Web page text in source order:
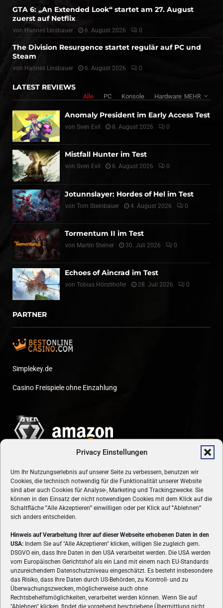
Privacy Einstellungen
Um Ihr Nutzungserlebnis auf unserer Seite zu verbessern, benutzen wir
Cookies, die technisch notwendig für die Funktionalität unserer Website
sind aber auch Cookies für Analyse-, Marketing und Trackingzwecke. Sie
können in den Einsatz der nicht notwendigen Cookies mit dem Klick auf die
Schaltfläche "Alle Akzeptieren" einwilligen oder per Klick auf"Ablehnen"
sich anders entscheiden.
Hinweis auf Verarbeitung Ihrer auf dieser Webseite erhobenen Daten in den
USA: Indem Sie auf "Alle Akzeptieren" klicken, willigen Sie zugleich gem.
DSGVO ein, dass Ihre Daten in den USA verarbeitet werden. Die USA werden
vom Europäischen Gerichtshof als ein Land mit einem nach EU-Standards
unzureichendem Datenschutzniveau eingeschätzt. Es besteht insbesondere
das Risiko, dass Ihre Daten durch US-Behörden, zu Kontroll- und zu
Überwachungszwecken, möglicherweise auch ohne
Rechtsbehelfsmöglichkeiten, verarbeitet werden können. Wenn Sie auf
"Ablehnen" klicken, findet die vorgehend beschriebene Übermittlung nicht
GTA 6: „An Extended Look“ startet am 27. August
zuerst auf Netflix
von Hannes Linsbauer 6. August 2026 0
The Division Resurgence startet regulär auf PC und
Steam
von Hannes Linsbauer 6. August 2026 0
LATEST REVIEWS
Alle PC Konsole Hardware MEHR
Anomaly President im Early Access Test
von Sven Evil 8. August 2026 0
Mistfall Hunter im Test
von Sven Evil 6. August 2026 0
Jotunnslayer: Hordes of Hel im Test
von Tom Steinbauer 4. August 2026 0
Tormentum II im Test
von Martin Steiner 30. Juli 2026 0
Echoes of Aincrad im Test
von Tobias Hörstlhofer 28. Juli 2026 0
PARTNER
Simplekey.de
Casino Freispiele ohne Einzahlung
ÜBER UNS
VON GAMERN, FÜR GAMER! Gamers.at ist das älteste Online-
Spielemagazin Österreichs und bringt täglich aktuelle News,
Reviews und Videos zu PC- und Konsolenspielen, Gaming-
Hardware und aus der Welt des e-Sport's.